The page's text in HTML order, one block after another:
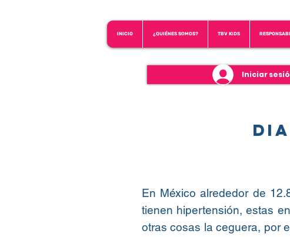
INICIO ¿QUIÉNES SOMOS? TBV KIDS
Iniciar
En México alrededor de
tienen hipertensión, estas
otras cosas la ceguera, por